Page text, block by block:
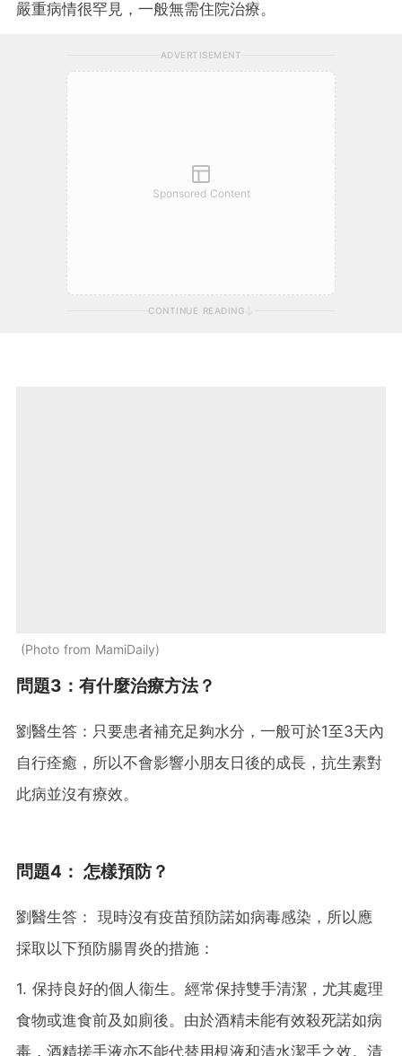
嚴重病情很罕見，一般無需住院治療。
ADVERTISEMENT
Sponsored Content
CONTINUE READING
Photo from MamiDaily
問題3：有什麼治療方法？
劉醫生答：只要患者補充足夠水分，一般可於1至3天內
自行痊癒，所以不會影響小朋友日後的成長，抗生素對
此病並沒有療效。
問題4： 怎樣預防？
劉醫生答： 現時沒有疫苗預防諾如病毒感染，所以應
採取以下預防腸胃炎的措施：
1. 保持良好的個人衞生。經常保持雙手清潔，尤其處理
食物或進食前及如廁後。由於酒精未能有效殺死諾如病
毒，酒精搓手液亦不能代替用梘液和清水潔手之效。清